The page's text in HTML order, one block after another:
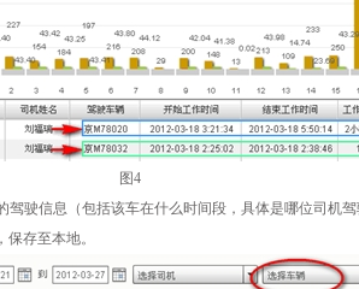
图4
驾驶信息（包括该车在什么时间段，具体是哪位司机
存至本地。